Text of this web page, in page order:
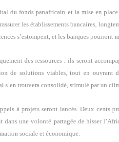
du fonds panafricain et la mise en
les établissements bancaires,
s’estompent, et les banques pourront
des ressources : ils seront
de solutions viables, tout en ouvrant
trouvera consolidé, stimulé par un
à projets seront lancés. Deux cents
dans une volonté partagée de hisser
sociale et économique.